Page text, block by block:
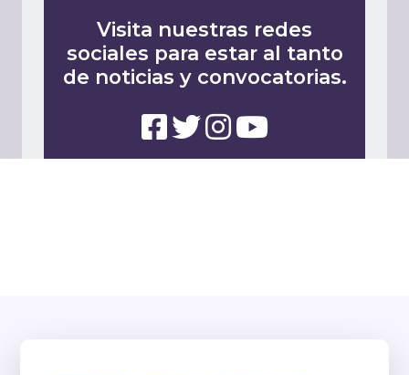
Visita nuestras redes
sociales para estar al tanto
de noticias y convocatorias.